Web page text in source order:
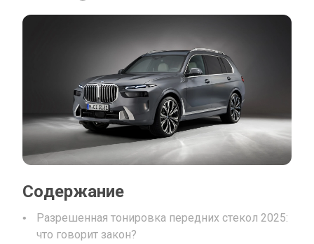
Содержание
Разрешенная тонировка передних стекол 2025:
что говорит закон?